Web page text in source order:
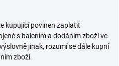
kupující povinen zaplatit
s balením a dodáním zboží ve
jinak, rozumí se dále kupní
zboží.